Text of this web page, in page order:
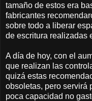
tamaño de estos era
fabricantes
sobre todo a liberar
de escritura realizadas
A día de hoy, con el
que realizan las
quizá estas
obsoletas, pero servirá
poca capacidad no